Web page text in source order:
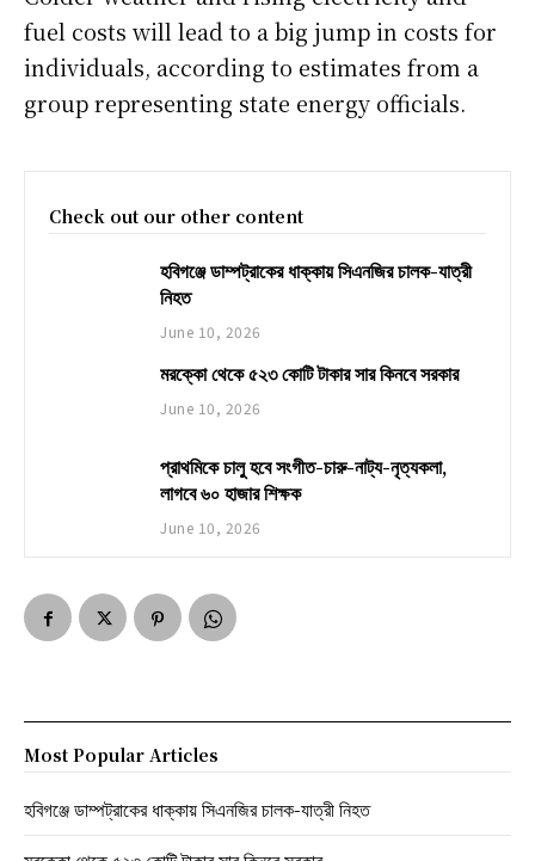
fuel costs will lead to a big jump in costs for
individuals, according to estimates from a
group representing state energy officials.
Check out our other content
হবিগঞ্জে ডাম্পট্রাকের ধাক্কায় সিএনজির চালক-যাত্রী
নিহত
June 10, 2026
মরক্কো থেকে ৫২৩ কোটি টাকার সার কিনবে সরকার
June 10, 2026
প্রাথমিকে চালু হবে সংগীত-চারু-নাট্য-নৃত্যকলা,
লাগবে ৬০ হাজার শিক্ষক
June 10, 2026
Most Popular Articles
হবিগঞ্জে ডাম্পট্রাকের ধাক্কায় সিএনজির চালক-যাত্রী নিহত